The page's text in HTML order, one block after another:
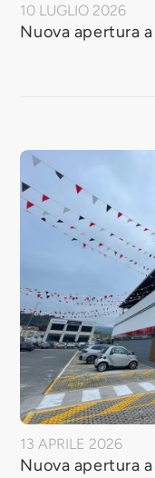
10 LUGLIO 2026
Nuova apertura
13 APRILE 2026
Nuova apertura